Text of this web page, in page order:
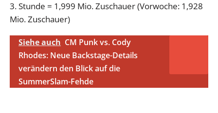
3. Stunde = 1,999 Mio. Zuschauer (Vorwoche: 1,928
Mio. Zuschauer)
Siehe auch CM Punk vs. Cody
Rhodes: Neue Backstage-Details
verändern den Blick auf die
SummerSlam-Fehde